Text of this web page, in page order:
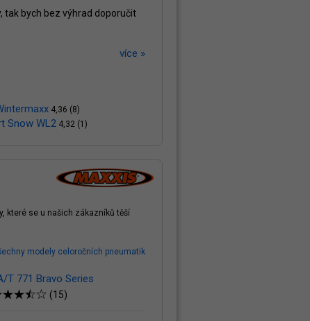
tak bych bez výhrad doporučit
více »
4,36 (8)
Snow WL2 4,32 (1)
které se u našich zákazníků těší
modely celoročních pneumatik
T 771 Bravo Series
(15)